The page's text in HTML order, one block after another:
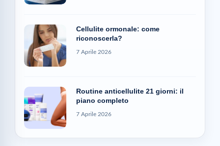
Cellulite ormonale: come
riconoscerla?
7 Aprile 2026
Routine anticellulite 21 giorni: il
piano completo
7 Aprile 2026